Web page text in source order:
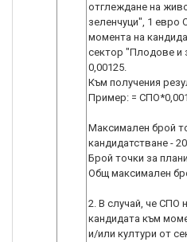
отглеждане на
зеленчуци", 1
момента на
сектор "Плодове и
0,00125.
Към получения
Пример: =
Максимален брой
кандидатстване -
Брой точки за
Общ максимален
2. В случай, че СПО
кандидата към
и/или култури от